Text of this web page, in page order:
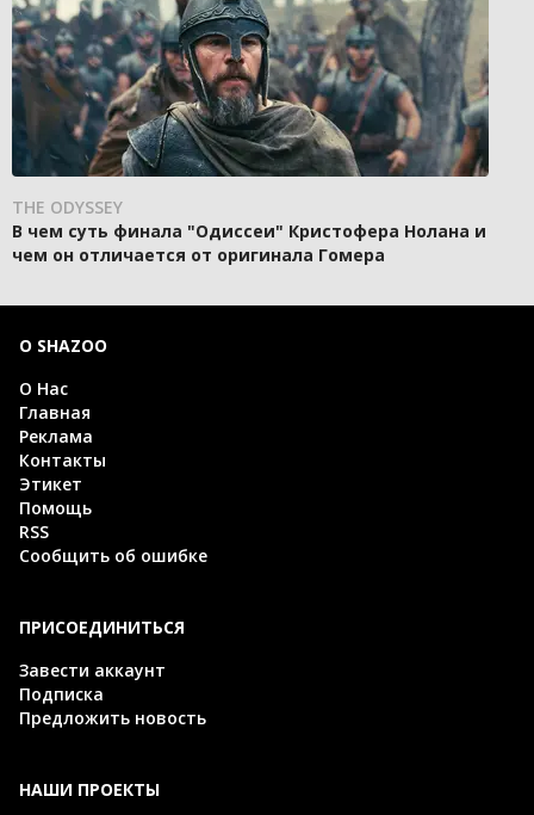
THE ODYSSEY
В чем суть финала "Одиссеи" Кристофера Нолана и
чем он отличается от оригинала Гомера
О SHAZOO
О Нас
Главная
Реклама
Контакты
Этикет
Помощь
RSS
Сообщить об ошибке
ПРИСОЕДИНИТЬСЯ
Завести аккаунт
Подписка
Предложить новость
НАШИ ПРОЕКТЫ